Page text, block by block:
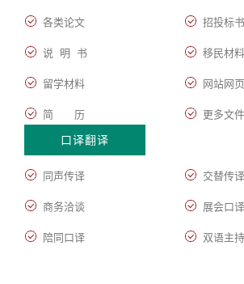
各类论文 招投标书
说 明 书 移民材料
留学材料 网站网页
简 历 更多文件
口译翻译
同声传译 交替传译
商务洽谈 展会口译
陪同口译 双语主持